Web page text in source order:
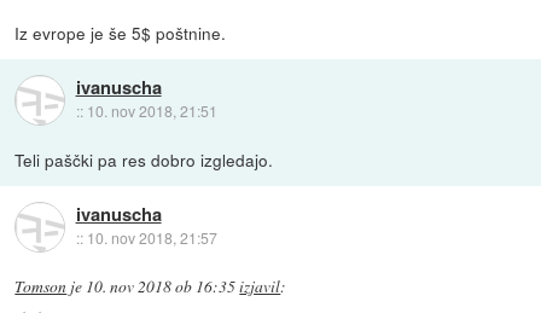
Iz evrope je še 5$ poštnine.
ivanuscha
:: 10. nov 2018, 21:51
Teli paščki pa res dobro izgledajo.
ivanuscha
:: 10. nov 2018, 21:57
Tomson je 10. nov 2018 ob 16:35izjavil: